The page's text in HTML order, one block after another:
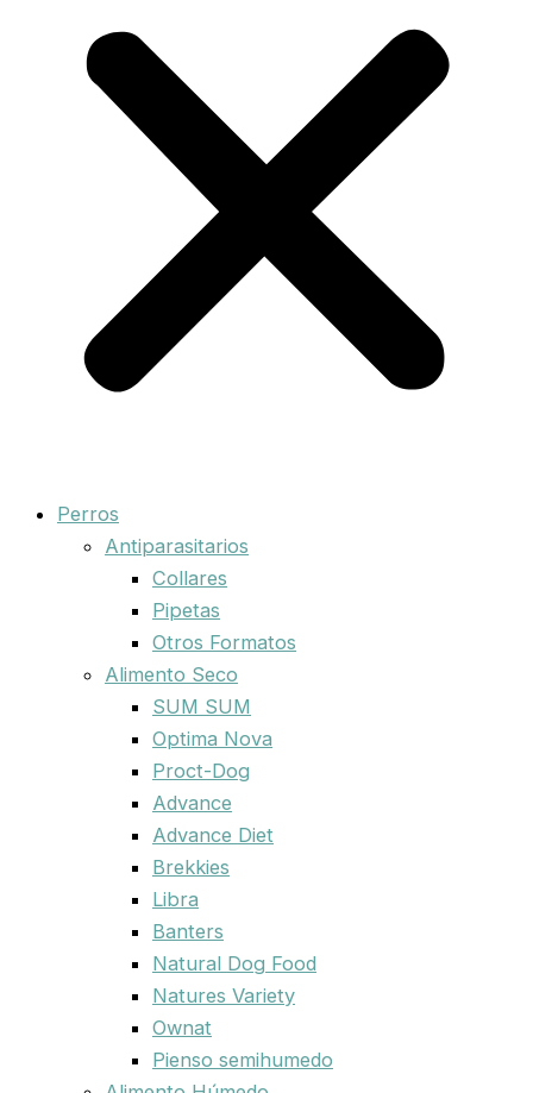
Perros
Antiparasitarios
Collares
Pipetas
Otros Formatos
Alimento Seco
SUM SUM
Optima Nova
Proct-Dog
Advance
Advance Diet
Brekkies
Libra
Banters
Natural Dog Food
Natures Variety
Ownat
Pienso semihumedo